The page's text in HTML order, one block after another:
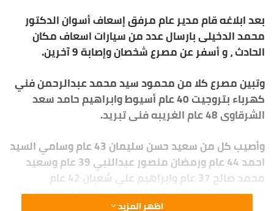
بعد ابلاغه قام مدير عام مرفق إسعاف أسوان الدكتور
محمد الدخيلى بارسال عدد من سيارات اسعاف مكان
الحادث ، و أسفر عن مصرع شخصان وإصابة 9 آخرين.
وتبين مصرع كلا من محمود سيد محمد عبدالرحمن فني
كهرباء بتروجيت 40 عام أسيوط وابراهيم حامد سعد
الشرقاوى 48 عام الغريبه فنى تبريد.
وأصيب كل من سعيد حسن سليمان 43 عام وسامي السيد
احمد 44 عام ورمضان منصور عبدالنبي 39 عام وسعيد
محمد صالح 37 عام وابراهيم علي شعبان 42 عام
ومحمود حسن محمد 13 عام وحسن محمد ابراهيم خلف
اظهر المزيد